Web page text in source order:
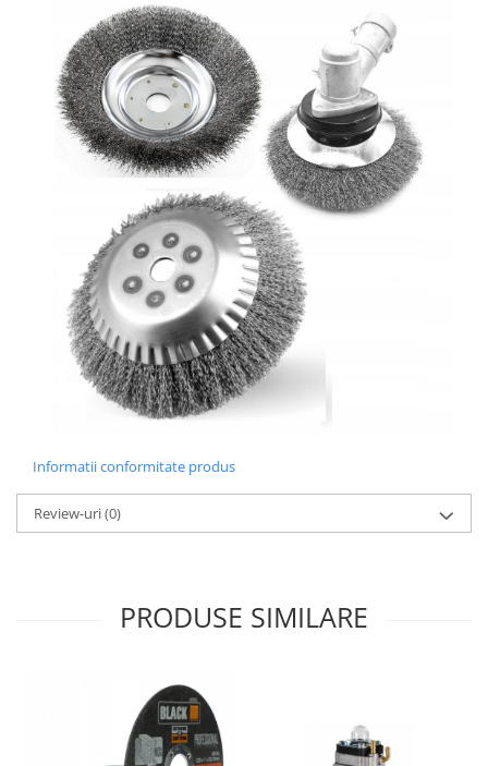
Informatii conformitate produs
Review-uri(0)
PRODUSE SIMILARE